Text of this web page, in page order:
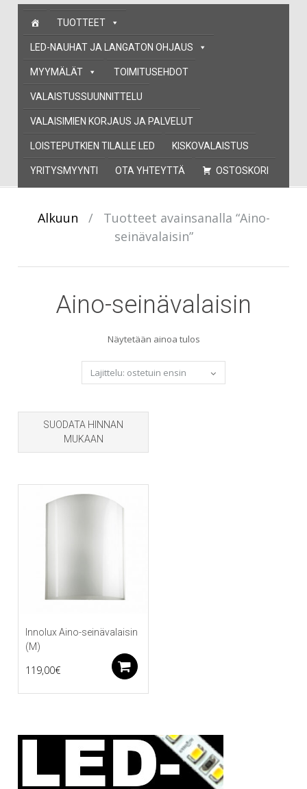
Skip
content
TUOTTEET
LED-NAUHAT JA LANGATON OHJAUS
MYYMÄLÄT TOIMITUSEHDOT
VALAISTUSSUUNNITTELU
VALAISIMIEN KORJAUS JA PALVELUT
LOISTEPUTKIEN TILALLE LED KISKOVALAISTUS
YRITYSMYYNTI OTA YHTEYTTÄ OSTOSKORI
Alkuun /
Tuotteet avainsanalla “Aino-
seinävalaisin”
Aino-seinävalaisin
Näytetään ainoa tulos
SUODATA HINNAN
MUKAAN
Innolux Aino-seinävalaisin
(M)
119,00€